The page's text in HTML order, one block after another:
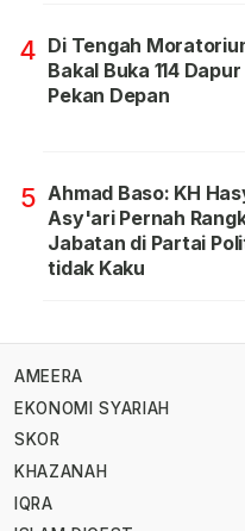
4 Di Tengah
Bakal Buka 114
Pekan Depan
5 Ahmad Baso: KH
Asy'ari Pernah
Jabatan di Partai
tidak Kaku
AMEERA
EKONOMI SYARIAH
SKOR
KHAZANAH
IQRA